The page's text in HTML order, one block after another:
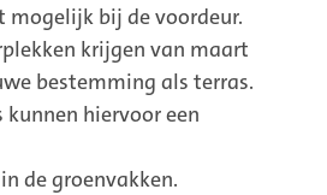
mogelijk bij de voordeur.
krijgen van maart
bestemming als terras.
hiervoor een
de groenvakken.